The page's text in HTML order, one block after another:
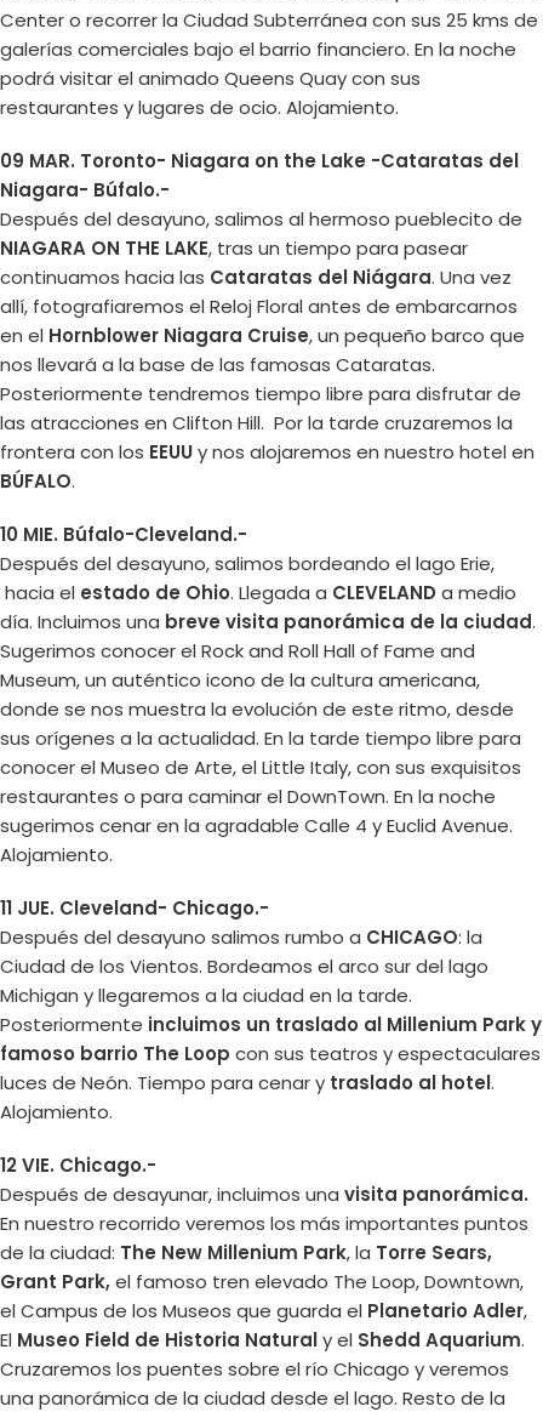
Center o recorrer la Ciudad Subterránea con sus 25 kms de
galerías comerciales bajo el barrio financiero. En la noche
podrá visitar el animado Queens Quay con sus
restaurantes y lugares de ocio. Alojamiento.
09 MAR. Toronto- Niagara on the Lake -Cataratas del
Niagara- Búfalo.-
Después del desayuno, salimos al hermoso pueblecito de
NIAGARA ON THE LAKE, tras un tiempo para pasear
continuamos hacia las Cataratas del Niágara. Una vez
allí, fotografiaremos el Reloj Floral antes de embarcarnos
en el Hornblower Niagara Cruise, un pequeño barco que
nos llevará a la base de las famosas Cataratas.
Posteriormente tendremos tiempo libre para disfrutar de
las atracciones en Clifton Hill. Por la tarde cruzaremos la
frontera con los EEUUy nos alojaremos en nuestro hotel en
BÚFALO.
10 MIE. Búfalo-Cleveland.-
Después del desayuno, salimos bordeando el lago Erie,
hacia el estado de Ohio. Llegada a CLEVELAND a medio
día. Incluimos una breve visita panorámica de la ciudad.
Sugerimos conocer el Rock and Roll Hall of Fame and
Museum, un auténtico icono de la cultura americana,
donde se nos muestra la evolución de este ritmo, desde
sus orígenes a la actualidad. En la tarde tiempo libre para
conocer el Museo de Arte, el Little Italy, con sus exquisitos
restaurantes o para caminar el DownTown. En la noche
sugerimos cenar en la agradable Calle 4 y Euclid Avenue.
Alojamiento.
11 JUE. Cleveland- Chicago.-
Después del desayuno salimos rumbo a CHICAGO: la
Ciudad de los Vientos. Bordeamos el arco sur del lago
Michigan y llegaremos a la ciudad en la tarde.
Posteriormente incluimos un traslado al Millenium Park y
famoso barrio The Loop con sus teatros y espectaculares
luces de Neón. Tiempo para cenar y traslado al hotel.
Alojamiento.
12 VIE. Chicago.-
Después de desayunar, incluimos una visita panorámica.
En nuestro recorrido veremos los más importantes puntos
de la ciudad: The New Millenium Park, la Torre Sears,
Grant Park,el famoso tren elevado The Loop, Downtown,
el Campus de los Museos que guarda el Planetario Adler,
El Museo Field de Historia Naturaly el Shedd Aquarium.
Cruzaremos los puentes sobre el río Chicago y veremos
una panorámica de la ciudad desde el lago. Resto de la